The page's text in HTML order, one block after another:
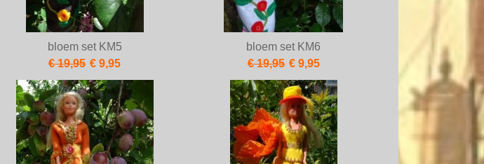
bloem set KM5
€ 19,95 € 9,95
bloem set KM6
€ 19,95 € 9,95